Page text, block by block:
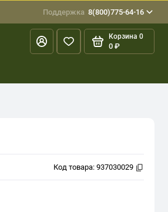
Поддержка 8(800)775-64-16
Корзина 0
0 ₽
Код товара: 937030029